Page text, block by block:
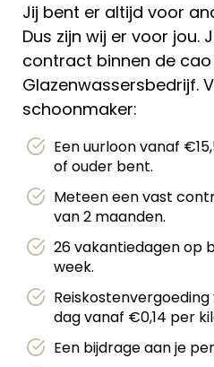
Jij bent er altijd voor
Dus zijn wij er voor jou.
contract binnen de
Glazenwassersbedrijf.
schoonmaker:
Een uurloon vanaf
of ouder bent.
Meteen een vast
van 2 maanden.
26 vakantiedagen op
week.
dag vanaf €0,14 per
Een bijdrage aan je